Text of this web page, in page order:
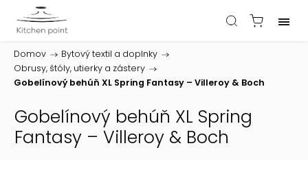
Domov / Bytový textil a doplnky /
Obrusy, štóly, utierky a zástery /
Gobelínový behúň XL Spring Fantasy – Villeroy & Boch
Gobelínový behúň XL Spring
Fantasy – Villeroy & Boch